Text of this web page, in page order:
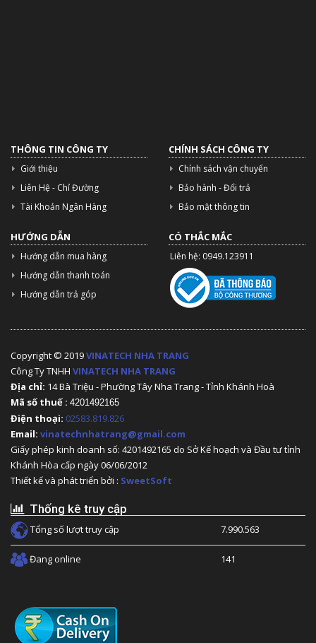
THÔNG TIN CÔNG TY
Giới thiệu
Liên Hệ - Chỉ Đường
Tài Khoản Ngân Hàng
CHÍNH SÁCH CÔNG TY
Chính sách vận chuyển
Bảo hành - Đổi trả
Bảo mật thông tin
HƯỚNG DẪN
Hướng dẫn mua hàng
Hướng dẫn thanh toán
Hướng dẫn trả góp
CÓ THẮC MẮC
Liên hệ: 0949.123911
Copyright © 2019VINATECH NHA TRANG
Công Ty TNHH VINATECH NHA TRANG
Địa chỉ: 14 Bà Triệu - Phường Tây Nha Trang - Tỉnh Khánh Hoà
Mã số thuế : 4201492165
Điện thoại: 02583.819.826
Email: vinatechnhatrang@gmail.com
Giấy phép kinh doanh số: 4201492165 do Sở Kế hoạch và Đầu tư tỉnh
Khánh Hòa cấp ngày 06/06/2012
Thiết kế và phát triển bởi : SweetSoft
Thống kê truy cập
Tổng số lượt truy cập 7.990.563
Đang online 141